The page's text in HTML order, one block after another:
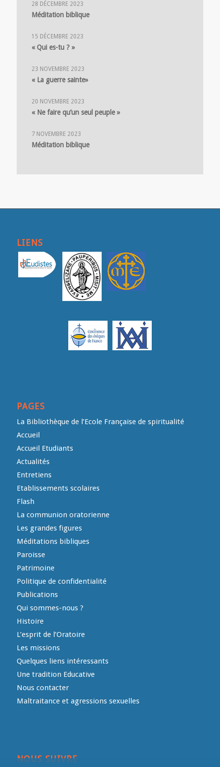
28 DÉCEMBRE 2023
Méditation biblique
15 DÉCEMBRE 2023
« Qui es-tu ? »
23 NOVEMBRE 2023
« La guerre sainte»
20 NOVEMBRE 2023
« Ne faire qu’un seul peuple »
7 NOVEMBRE 2023
Méditation biblique
LIENS
PAGES
La Bibliothèque de l’Ecole Française de spiritualité
Accueil
Accueil Etudiants
Actualités
Entretiens
Etablissements scolaires
Flash
La communion oratorienne
Les grandes figures
Méditations bibliques
Paroisse
Patrimoine
Politique de confidentialité
Publications
Qui sommes-nous ?
Histoire
L’esprit de l’Oratoire
Les missions
Quelques liens intéressants
Une tradition Educative
Nous contacter
Maltraitance et agressions sexuelles
NOUS SUIVRE